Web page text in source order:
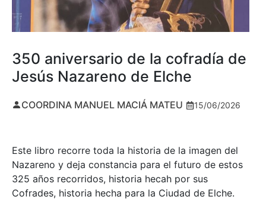
350 aniversario de la cofradía de
Jesús Nazareno de Elche
COORDINA MANUEL MACIÁ MATEU 15/06/2026
Este libro recorre toda la historia de la imagen del
Nazareno y deja constancia para el futuro de estos
325 años recorridos, historia hecah por sus
Cofrades, historia hecha para la Ciudad de Elche.